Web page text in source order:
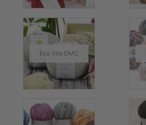
Eco Vita DMC